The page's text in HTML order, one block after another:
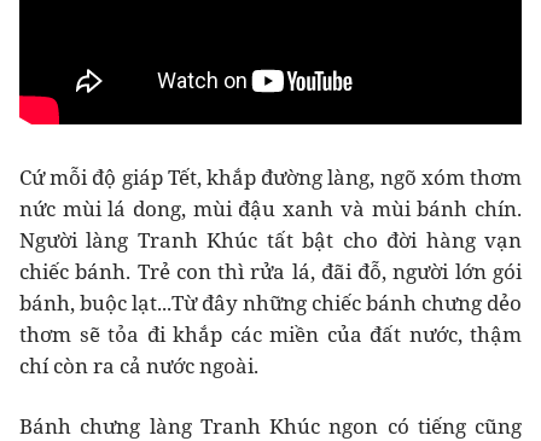
Cứ mỗi độ giáp Tết, khắp đường làng, ngõ xóm thơm
nức mùi lá dong, mùi đậu xanh và mùi bánh chín.
Người làng Tranh Khúc tất bật cho đời hàng vạn
chiếc bánh. Trẻ con thì rửa lá, đãi đỗ, người lớn gói
bánh, buộc lạt...Từ đây những chiếc bánh chưng dẻo
thơm sẽ tỏa đi khắp các miền của đất nước, thậm
chí còn ra cả nước ngoài.
Bánh chưng làng Tranh Khúc ngon có tiếng cũng